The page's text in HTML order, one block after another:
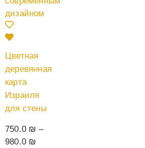
Цветная
деревянная
карта
Израиля
для стены
750.0 ₪ –
980.0 ₪